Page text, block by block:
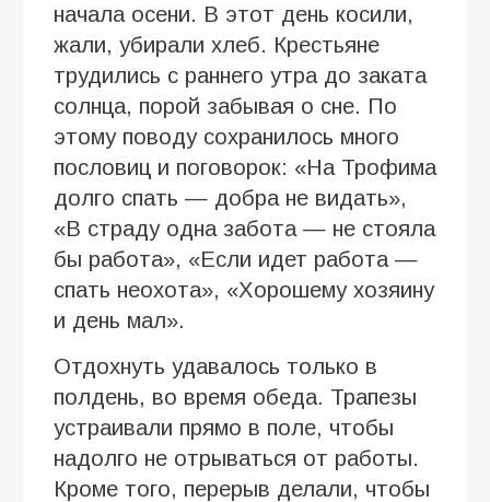
начала осени. В этот день косили,
жали, убирали хлеб. Крестьяне
трудились с раннего утра до заката
солнца, порой забывая о сне. По
этому поводу сохранилось много
пословиц и поговорок: «На Трофима
долго спать — добра не видать»,
«В страду одна забота — не стояла
бы работа», «Если идет работа —
спать неохота», «Хорошему хозяину
и день мал».
Отдохнуть удавалось только в
полдень, во время обеда. Трапезы
устраивали прямо в поле, чтобы
надолго не отрываться от работы.
Кроме того, перерыв делали, чтобы